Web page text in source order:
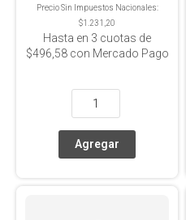
Precio Sin Impuestos Nacionales:
$1.231,20
Hasta en 3 cuotas de
$496,58con Mercado Pago